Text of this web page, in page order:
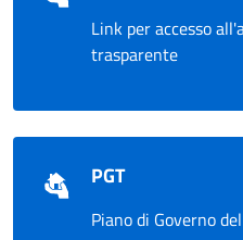
Link per accesso
trasparente
PGT
Piano di Governo